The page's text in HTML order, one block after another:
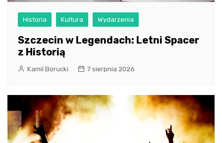
Historia Kultura Wydarzenia
Szczecin w Legendach: Letni Spacer
z Historią
Kamil Borucki 7 sierpnia 2026